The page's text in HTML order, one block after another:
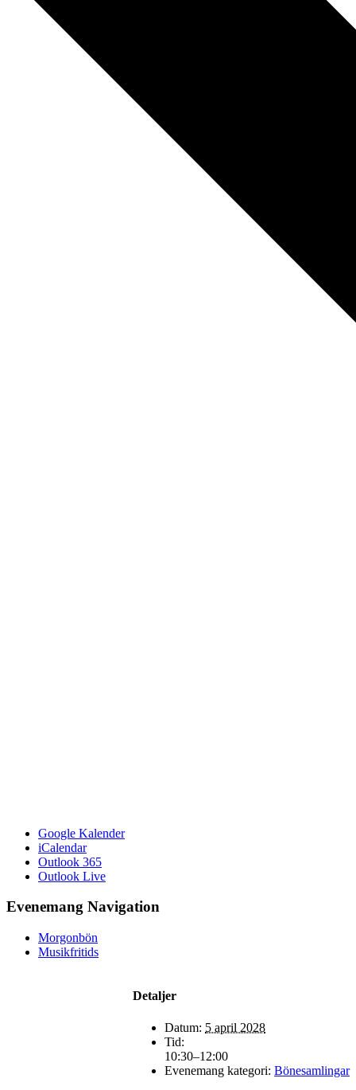
Google Kalender
iCalendar
Outlook 365
Outlook Live
Evenemang Navigation
Morgonbön
Musikfritids
Detaljer
Datum: 5 april 2028
Tid:
10:30–12:00
Evenemang kategori: Bönesamlingar